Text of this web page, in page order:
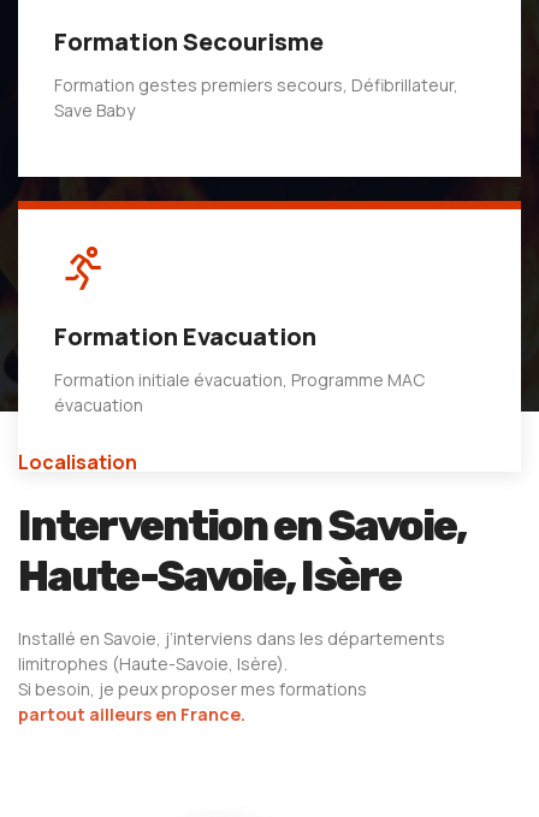
Formation Secourisme
Formation gestes premiers secours, Défibrillateur,
Save Baby
Formation Evacuation
Formation initiale évacuation, Programme MAC
évacuation
Localisation
Intervention en Savoie,
Haute-Savoie, Isère
Installé en Savoie, j’interviens dans les départements
limitrophes (Haute-Savoie, Isère).
Si besoin, je peux proposer mes formations
partout ailleurs en France.